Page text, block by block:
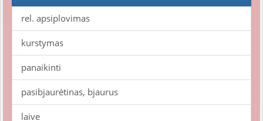
rel. apsiplovimas
kurstymas
panaikinti
pasibjaurėtinas, bjaurus
laive